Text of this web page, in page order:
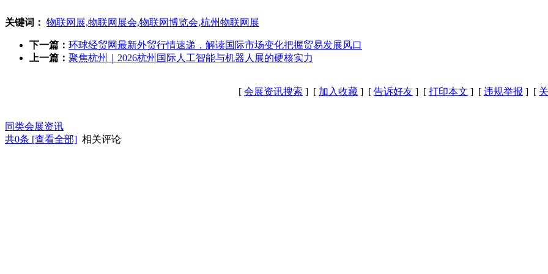
关键词： 物联网展,物联网展会,物联网博览会,杭州物联网展
下一篇： 环球经贸网最新外贸行情速递，解读国际市场变化把握贸易发展风口
上一篇： 聚焦杭州｜2026杭州国际人工智能与机器人展的硬核实力
[ 会展资讯搜索 ] [ 加入收藏 ] [ 告诉好友 ] [ 打印本文 ] [ 违规举报 ] [
同类会展资讯
共0条 [查看全部] 相关评论